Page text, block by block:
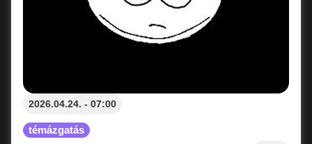
2026.04.24. - 07:00
témázgatás